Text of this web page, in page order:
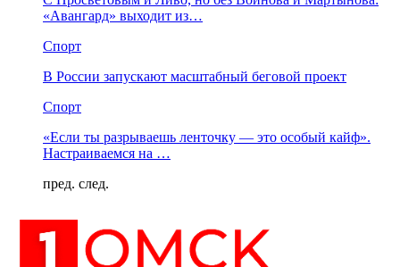
«Авангард» выходит из…
Спорт
В России запускают масштабный беговой проект
Спорт
«Если ты разрываешь ленточку — это особый кайф».
Настраиваемся на …
пред. след.